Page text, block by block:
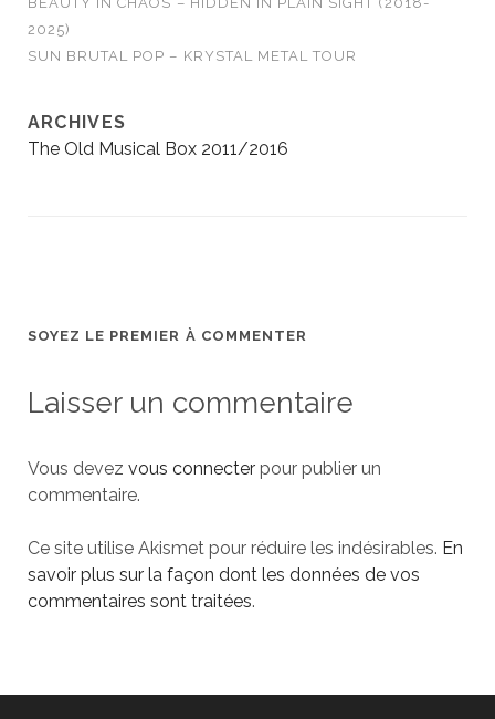
2025)
SUN BRUTAL POP – KRYSTAL METAL TOUR
ARCHIVES
The Old Musical Box 2011/2016
SOYEZ LE PREMIER À COMMENTER
Laisser un commentaire
Vous devez vous connecterpour publier un
commentaire.
Ce site utilise Akismet pour réduire les indésirables. En
savoir plus sur la façon dont les données de vos
commentaires sont traitées.